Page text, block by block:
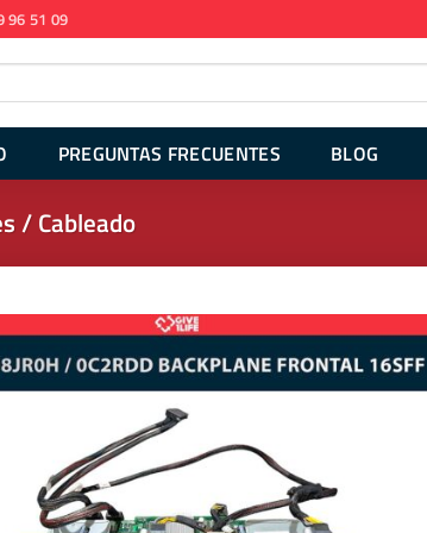
96 51 09
PREGUNTAS FRECUENTES BLOG
/ Cableado